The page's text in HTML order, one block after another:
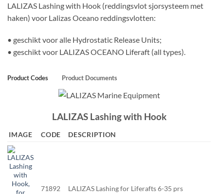
LALIZAS Lashing with Hook (reddingsvlot sjorsysteem met
haken) voor Lalizas Oceano reddingsvlotten:
• geschikt voor alle Hydrostatic Release Units;
• geschikt voor LALIZAS OCEANO Liferaft (all types).
Product Codes Product Documents
LALIZAS Lashing with Hook
IMAGE CODE DESCRIPTION
71892 LALIZAS Lashing for Liferafts 6-35 prs